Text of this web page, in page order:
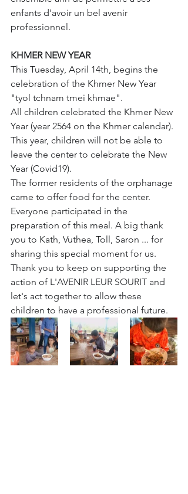
enfants d'avoir un bel avenir
professionnel.
KHMER NEW YEAR
This Tuesday, April 14th, begins the
celebration of the Khmer New Year
"tyol tchnam tmei khmae".
All children celebrated the Khmer New
Year (year 2564 on the Khmer calendar).
This year, children will not be able to
leave the center to celebrate the New
Year (Covid19).
The former residents of the orphanage
came to offer food for the center.
Everyone participated in the
preparation of this meal. A big thank
you to Kath, Vuthea, Toll, Saron ... for
sharing this special moment for us.
Thank you to keep on supporting the
action of L'AVENIR LEUR SOURIT and
let's act together to allow these
children to have a professional future.